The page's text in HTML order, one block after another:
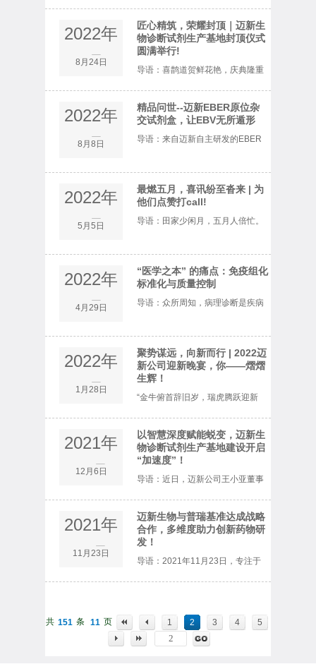
2022年
8月
8月24日
匠心精筑，荣耀封顶｜迈新生
物诊断试剂生产基地封顶仪式
圆满举行!
导语：喜鹊道贺鲜花艳，庆典隆重
磨、艰苦奋战，终于迎来了这激动
人心的时刻。8月22日，在福州高
学双、福州高...
2022年
8月
8月8日
精品问世--迈新EBER原位杂
交试剂盒，让EBV无所遁形
导语：来自迈新自主研发的EBER
前的您是否好奇，这款试剂盒的作
2022年
5月
5月5日
最燃五月，喜讯纷至沓来 | 为
他们点赞打call!
导语：田家少闲月，五月人倍忙。
与努力的季节。它是绿色的，如青
2022年
4月
4月29日
“医学之本” 的痛点：免疫组化
标准化与质量控制
导语：众所周知，病理诊断是疾病
挥着决定性的作用。而免疫组化作
为病理高级别诊断中一项重要技
术，已得到广泛推广与应用，特别
2022年
1月
1月28日
聚势谋远，向新而行 | 2022迈
新公司迎新晚宴，你——熠熠
生辉！
“金牛俯首辞旧岁，瑞虎腾跃迎新
步离我们远去，而充满希望的2022
庆、祥...
2021年
12月
12月6日
以智慧深度赋能蜕变，迈新生
物诊断试剂生产基地建设开启
“加速度”！
导语：近日，迈新公司王小亚董事
位的亲切陪同下，对正在建设中的
2021年
11月
11月23日
迈新生物与普瑞基准达成战略
合作，多维度助力创新药物研
发！
导语：2021年11月23日，专注于
（简称“迈新生物”）与专注于提供
共 151 条 11 页 1 2 3 4 5